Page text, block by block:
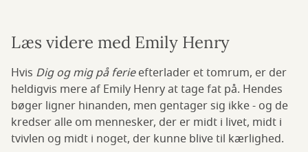
Læs videre med Emily Henry
Hvis Dig og mig på ferieefterlader et tomrum, er der
heldigvis mere af Emily Henry at tage fat på. Hendes
bøger ligner hinanden, men gentager sig ikke - og de
kredser alle om mennesker, der er midt i livet, midt i
tvivlen og midt i noget, der kunne blive til kærlighed.